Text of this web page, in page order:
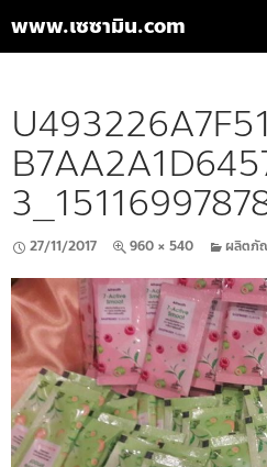
www.เซซามิน.com
เนื้อหา
27/11/2017 960 × 540 ผลิตภั